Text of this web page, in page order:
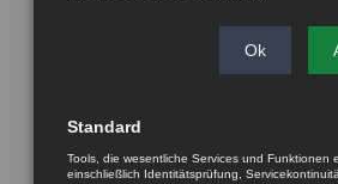
Ok
Standard
Tools, die wesentliche Services und Funktionen
einschließlich Identitätsprüfung,